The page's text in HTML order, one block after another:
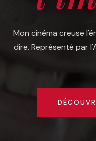
Mon cinéma creuse
dire. Représenté par